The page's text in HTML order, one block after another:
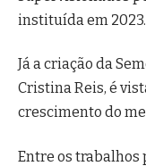
instituída em 2023.
Já a criação da
Cristina Reis, é
crescimento do
Entre os trabalhos